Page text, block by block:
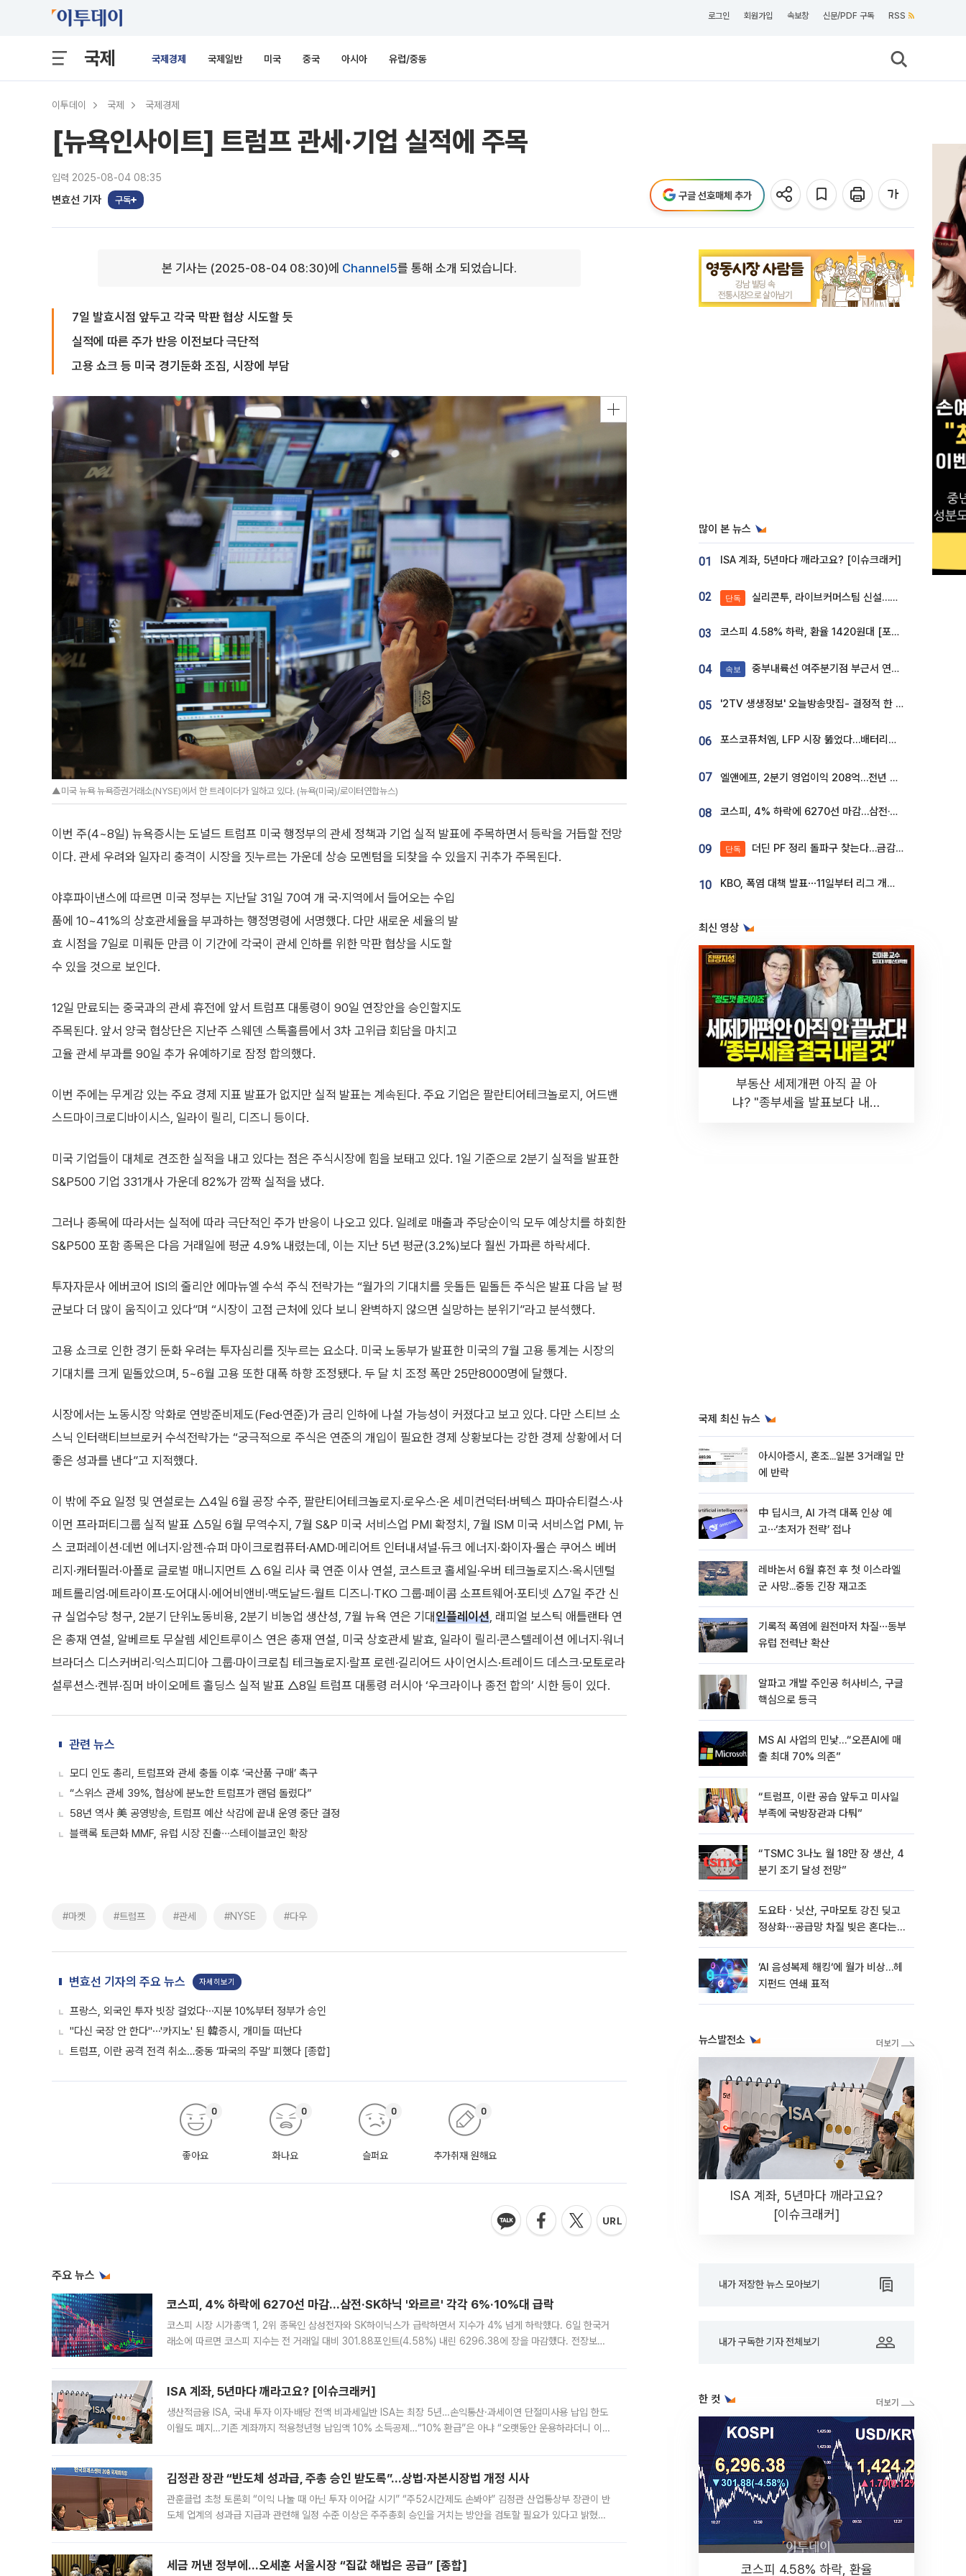
로그인 회원가입 속보창 신문/PDF 구독 RSS
국제 국제경제 국제일반 미국 중국 아시아 유럽/중동
이투데이 국제 국제경제
[뉴욕인사이트] 트럼프 관세·기업 실적에 주목
입력 2025-08-04 08:35
변효선 기자 구독 구글 선호매체 추가
본 기사는 (2025-08-04 08:30)에 Channel5를 통해 소개 되었습니다.
7일 발효시점 앞두고 각국 막판 협상 시도할 듯
실적에 따른 주가 반응 이전보다 극단적
고용 쇼크 등 미국 경기둔화 조짐, 시장에 부담
▲미국 뉴욕 뉴욕증권거래소(NYSE)에서 한 트레이더가 일하고 있다. (뉴욕(미국)/로이터연합뉴스)
이번 주(4~8일) 뉴욕증시는 도널드 트럼프 미국 행정부의 관세 정책과 기업 실적 발표에 주목하면서 등락을 거듭할 전망
이다. 관세 우려와 일자리 충격이 시장을 짓누르는 가운데 상승 모멘텀을 되찾을 수 있을지 귀추가 주목된다.
야후파이낸스에 따르면 미국 정부는 지난달 31일 70여 개 국·지역에서 들어오는 수입
품에 10~41%의 상호관세율을 부과하는 행정명령에 서명했다. 다만 새로운 세율의 발
효 시점을 7일로 미뤄둔 만큼 이 기간에 각국이 관세 인하를 위한 막판 협상을 시도할
수 있을 것으로 보인다.
12일 만료되는 중국과의 관세 휴전에 앞서 트럼프 대통령이 90일 연장안을 승인할지도
주목된다. 앞서 양국 협상단은 지난주 스웨덴 스톡홀름에서 3차 고위급 회담을 마치고
고율 관세 부과를 90일 추가 유예하기로 잠정 합의했다.
이번 주에는 무게감 있는 주요 경제 지표 발표가 없지만 실적 발표는 계속된다. 주요 기업은 팔란티어테크놀로지, 어드밴
스드마이크로디바이시스, 일라이 릴리, 디즈니 등이다.
미국 기업들이 대체로 견조한 실적을 내고 있다는 점은 주식시장에 힘을 보태고 있다. 1일 기준으로 2분기 실적을 발표한
S&P500 기업 331개사 가운데 82%가 깜짝 실적을 냈다.
그러나 종목에 따라서는 실적에 따라 극단적인 주가 반응이 나오고 있다. 일례로 매출과 주당순이익 모두 예상치를 하회한
S&P500 포함 종목은 다음 거래일에 평균 4.9% 내렸는데, 이는 지난 5년 평균(3.2%)보다 훨씬 가파른 하락세다.
투자자문사 에버코어 ISI의 줄리안 에마뉴엘 수석 주식 전략가는 “월가의 기대치를 웃돌든 밑돌든 주식은 발표 다음 날 평
균보다 더 많이 움직이고 있다”며 “시장이 고점 근처에 있다 보니 완벽하지 않으면 실망하는 분위기”라고 분석했다.
고용 쇼크로 인한 경기 둔화 우려는 투자심리를 짓누르는 요소다. 미국 노동부가 발표한 미국의 7월 고용 통계는 시장의
기대치를 크게 밑돌았으며, 5~6월 고용 또한 대폭 하향 조정됐다. 두 달 치 조정 폭만 25만8000명에 달했다.
시장에서는 노동시장 악화로 연방준비제도(Fed·연준)가 금리 인하에 나설 가능성이 커졌다고 보고 있다. 다만 스티브 소
스닉 인터랙티브브로커 수석전략가는 “궁극적으로 주식은 연준의 개입이 필요한 경제 상황보다는 강한 경제 상황에서 더
좋은 성과를 낸다”고 지적했다.
이 밖에 주요 일정 및 연설로는 △4일 6월 공장 수주, 팔란티어테크놀로지·로우스·온 세미컨덕터·버텍스 파마슈티컬스·사
이먼 프라퍼티그룹 실적 발표 △5일 6월 무역수지, 7월 S&P 미국 서비스업 PMI 확정치, 7월 ISM 미국 서비스업 PMI, 뉴
스 코퍼레이션·데번 에너지·암젠·슈퍼 마이크로컴퓨터·AMD·메리어트 인터내셔널·듀크 에너지·화이자·몰슨 쿠어스 베버
리지·캐터필러·아폴로 글로벌 매니지먼트 △ 6일 리사 쿡 연준 이사 연설, 코스트코 홀세일·우버 테크놀로지스·옥시덴털
페트롤리엄·메트라이프·도어대시·에어비앤비·맥도날드·월트 디즈니·TKO 그룹·페이콤 소프트웨어·포티넷 △7일 주간 신
규 실업수당 청구, 2분기 단위노동비용, 2분기 비농업 생산성, 7월 뉴욕 연은 기대인플레이션, 래피얼 보스틱 애틀랜타 연
은 총재 연설, 알베르토 무살렘 세인트루이스 연은 총재 연설, 미국 상호관세 발효, 일라이 릴리·콘스텔레이션 에너지·워너
브라더스 디스커버리·익스피디아 그룹·마이크로칩 테크놀로지·랄프 로렌·길리어드 사이언시스·트레이드 데스크·모토로라
설루션스·켄뷰·짐머 바이오메트 홀딩스 실적 발표 △8일 트럼프 대통령 러시아 ‘우크라이나 종전 합의’ 시한 등이 있다.
관련 뉴스
모디 인도 총리, 트럼프와 관세 충돌 이후 ‘국산품 구매’ 촉구
“스위스 관세 39%, 협상에 분노한 트럼프가 랜덤 돌렸다”
58년 역사 美 공영방송, 트럼프 예산 삭감에 끝내 운영 중단 결정
블랙록 토큰화 MMF, 유럽 시장 진출∙∙∙스테이블코인 확장
#마켓 #트럼프 #관세 #NYSE #다우
변효선 기자의 주요 뉴스 자세히보기
프랑스, 외국인 투자 빗장 걸었다⋯지분 10%부터 정부가 승인
"다신 국장 안 한다"⋯'카지노' 된 韓증시, 개미들 떠난다
트럼프, 이란 공격 전격 취소…중동 ‘파국의 주말’ 피했다 [종합]
좋아요
0
화나요
0
슬퍼요
0
추가취재 원해요
0
주요 뉴스
코스피, 4% 하락에 6270선 마감…삼전·SK하닉 '와르르' 각각 6%·10%대 급락
코스피 시장 시가총액 1, 2위 종목인 삼성전자와 SK하이닉스가 급락하면서 지수가 4% 넘게 하락했다. 6일 한국거
래소에 따르면 코스피 지수는 전 거래일 대비 301.88포인트(4.58%) 내린 6296.38에 장을 마감했다. 전장보다
ISA 계좌, 5년마다 깨라고요? [이슈크래커]
생산적금융 ISA, 국내 투자 이자·배당 전액 비과세일반 ISA는 최장 5년…손익통산·과세이연 단절미사용 납입 한도
이월도 폐지…기존 계좌까지 적용청년형 납입액 10% 소득공제…“10% 환급”은 아냐 “오랫동안 운용하라더니 이제
김정관 장관 “반도체 성과급, 주총 승인 받도록”…상법·자본시장법 개정 시사
관훈클럽 초청 토론회 “이익 나눌 때 아닌 투자 이어갈 시기” “주52시간제도 손봐야” 김정관 산업통상부 장관이 반
도체 업계의 성과급 지급과 관련해 일정 수준 이상은 주주총회 승인을 거치는 방안을 검토할 필요가 있다고 밝혔다.
세금 꺼낸 정부에…오세훈 서울시장 “집값 해법은 공급” [종합]
많이 본 뉴스
01 ISA 계좌, 5년마다 깨라고요? [이슈크래커]
02 단독 실리콘투, 라이브커머스팀 신설…K뷰티 ‘글로벌 판매망’ 확대[K뷰티 라방戰]
03 코스피 4.58% 하락, 환율 1420원대 [포토]
04 속보 중부내륙선 여주분기점 부근서 연이은 추돌사고 발생
05 '2TV 생생정보' 오늘방송맛집- 결정적 한 수, 3종 메밀면! 메밀 소바 맛집 '의○○○○'
06 포스코퓨처엠, LFP 시장 뚫었다…배터리사와 대규모 장기 공급 합의
07 엘앤에프, 2분기 영업이익 208억…전년 比 흑자전환
08 코스피, 4% 하락에 6270선 마감…삼전·SK하닉 '와르르' 각각 6%·10%대 급락
09 단독 더딘 PF 정리 돌파구 찾는다…금감원, 1년 반 만에 매각설명회 재개
10 KBO, 폭염 대책 발표⋯11일부터 리그 개시ㆍ경기 오후 7시 시작
최신 영상
부동산 세제개편 아직 끝 아
냐? "종부세율 발표보다 내릴
국제 최신 뉴스
아시아증시, 혼조...일본 3거래일 만
에 반락
中 딥시크, AI 가격 대폭 인상 예
고⋯‘초저가 전략’ 접나
레바논서 6월 휴전 후 첫 이스라엘
군 사망...중동 긴장 재고조
기록적 폭염에 원전마저 차질⋯동부
유럽 전력난 확산
알파고 개발 주인공 허사비스, 구글
핵심으로 등극
MS AI 사업의 민낯…“오픈AI에 매
출 최대 70% 의존”
“트럼프, 이란 공습 앞두고 미사일
부족에 국방장관과 다퉈”
“TSMC 3나노 월 18만 장 생산, 4
분기 조기 달성 전망”
도요타ㆍ닛산, 구마모토 강진 딪고
정상화⋯공급망 차질 빚은 혼다는
‘AI 음성복제 해킹‘에 월가 비상…헤
지펀드 연쇄 표적
뉴스발전소
ISA 계좌, 5년마다 깨라고요?
[이슈크래커]
내가 저장한 뉴스 모아보기
내가 구독한 기자 전체보기
한 컷
코스피 4.58% 하락, 환율